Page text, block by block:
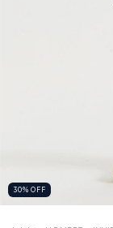
30% OFF